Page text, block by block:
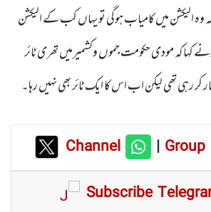
وہ الیکشن میں کامیاب ہوگی تو یہاں کب کے الیکشن
کہا کہ مودی حکومت جموں وکشمیرمیں تھری ٹائر
کر رہی تھی لیکن اب اس کا ایک ٹائر بھی نہیں رہا۔
Channel |Group
Subscribe